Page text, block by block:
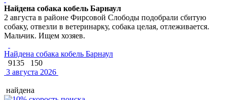
Найдена собака кобель Барнаул
2 августа в районе Фирсовой Слободы подобрали сбитую
собаку, отвезли в ветеринарку, собака целая, отлеживается.
Мальчик. Ищем хозяев.
Найдена собака кобель Барнаул
9135
150
3 августа 2026
найдена